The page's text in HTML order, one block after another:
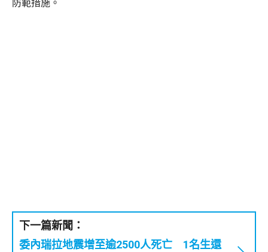
防範措施。
下一篇新聞：
委內瑞拉地震增至逾2500人死亡 1名生還